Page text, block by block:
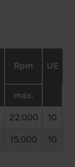
Rpm UE
máx.
22.000
10
15.000 10